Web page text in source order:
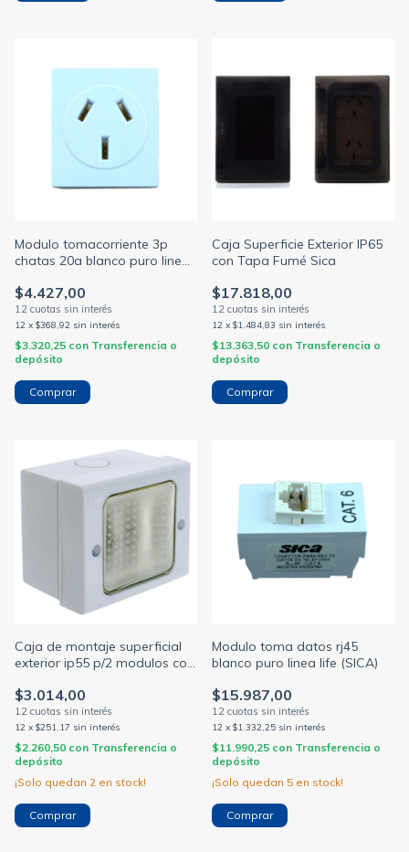
Modulo tomacorriente 3p
chatas 20a blanco puro linea
$4.427,00
12 x $368,92 sin interés
$3.320,25 con Transferencia o
depósito
Caja Superficie Exterior IP65
con Tapa Fumé Sica
$17.818,00
12 x $1.484,83 sin interés
$13.363,50 con Transferencia o
depósito
Comprar
Caja de montaje superficial
exterior ip55 p/2 modulos con
$3.014,00
12 x $251,17 sin interés
$2.260,50 con Transferencia o
depósito
¡Solo quedan 2 en stock!
Modulo toma datos rj45
blanco puro linea life (SICA)
$15.987,00
12 x $1.332,25 sin interés
$11.990,25 con Transferencia o
depósito
¡Solo quedan 5 en stock!